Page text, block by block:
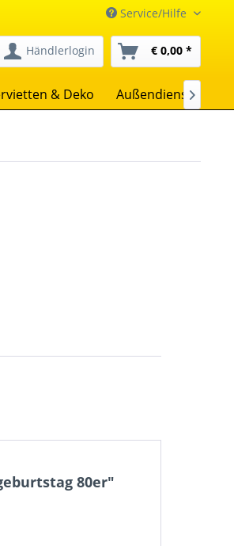
Service/Hilfe
Händlerlogin € 0,00 *
& Deko Außendienst
80er"